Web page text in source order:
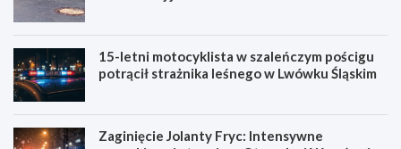
15-letni motocyklista w szaleńczym pościgu
potrącił strażnika leśnego w Lwówku Śląskim
Zaginięcie Jolanty Fryc: Intensywne